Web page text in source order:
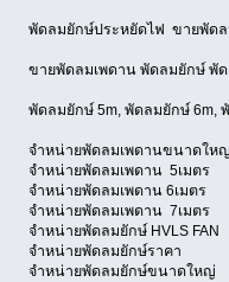
พัดลมยักษ์ประหยัดไฟ ขายพัดล
ขายพัดลมเพดาน พัดลมยักษ์
พัดลมยักษ์ 5m, พัดลมยักษ์ 6m,
จำหน่ายพัดลมเพดานขนาดใหญ่
จำหน่ายพัดลมเพดาน 5เมตร
จำหน่ายพัดลมเพดาน 6เมตร
จำหน่ายพัดลมเพดาน 7เมตร
จำหน่ายพัดลมยักษ์ HVLS FAN
จำหน่ายพัดลมยักษ์ราคา
จำหน่ายพัดลมยักษ์ขนาดใหญ่